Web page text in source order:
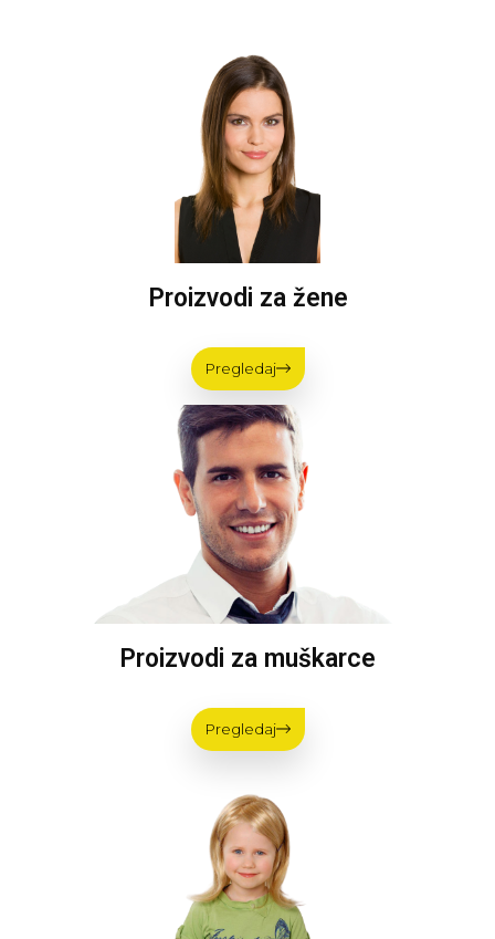
Proizvodi za žene
Pregledaj
Proizvodi za muškarce
Pregledaj